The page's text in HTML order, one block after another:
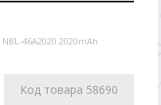
46A2020 2020mAh
Код товара 58690